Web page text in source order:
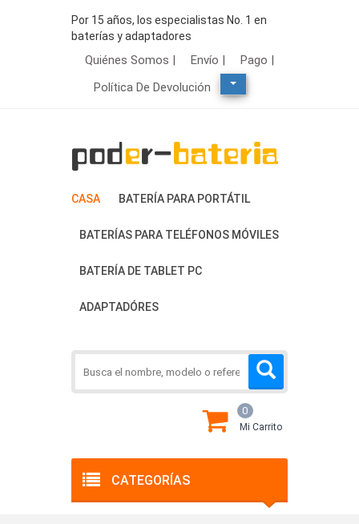
Por 15 años, los especialistas No. 1 en
baterías y adaptadores
Quiénes Somos | Envío |
Pago |
Política De Devolución
CASA BATERÍA PARA PORTÁTIL
BATERÍAS PARA TELÉFONOS MÓVILES
BATERÍA DE TABLET PC
ADAPTADÓRES
CATEGORÍAS
0
Mi Carrito